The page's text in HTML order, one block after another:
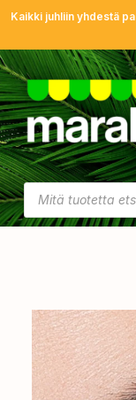
Kaikki juhliin yhdestä